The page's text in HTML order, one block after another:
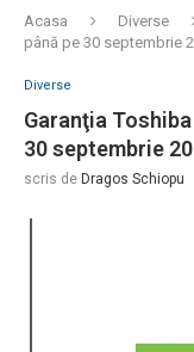
Acasa Diverse
până pe 30 septembrie
Diverse
Garanţia
30 septembrie
scris de Dragos Schiopu